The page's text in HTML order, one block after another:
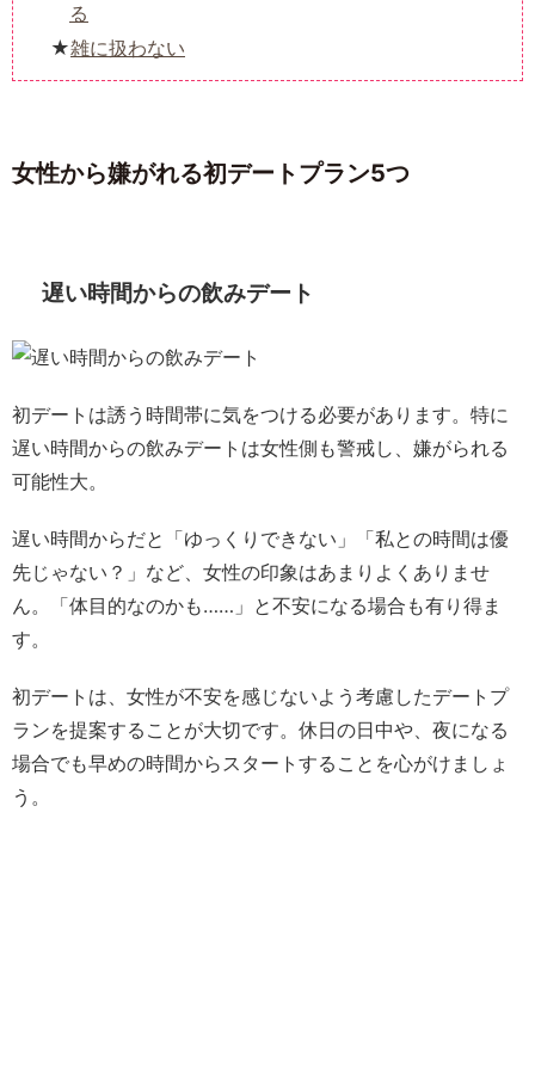
る
雑に扱わない
女性から嫌がれる初デートプラン5つ
遅い時間からの飲みデート
初デートは誘う時間帯に気をつける必要があります。特に
遅い時間からの飲みデートは女性側も警戒し、嫌がられる
可能性大。
遅い時間からだと「ゆっくりできない」「私との時間は優
先じゃない？」など、女性の印象はあまりよくありませ
ん。「体目的なのかも……」と不安になる場合も有り得ま
す。
初デートは、女性が不安を感じないよう考慮したデートプ
ランを提案することが大切です。休日の日中や、夜になる
場合でも早めの時間からスタートすることを心がけましょ
う。